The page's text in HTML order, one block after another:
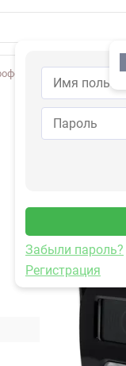
Забыли пароль?
Регистрация